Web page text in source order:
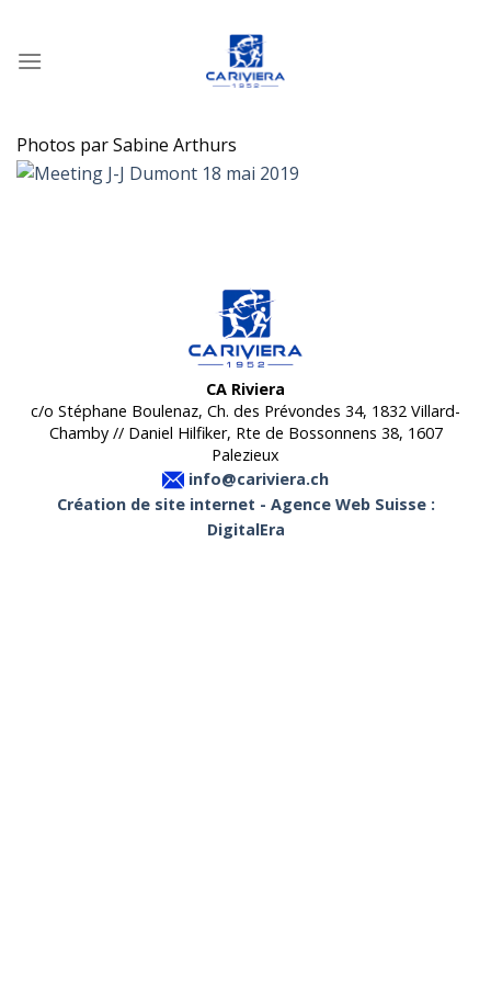
contenu
Photos par Sabine Arthurs
CA Riviera
c/o Stéphane Boulenaz, Ch. des Prévondes 34, 1832 Villard-
Chamby // Daniel Hilfiker, Rte de Bossonnens 38, 1607
Palezieux
info@cariviera.ch
Création de site internet - Agence Web Suisse :
DigitalEra